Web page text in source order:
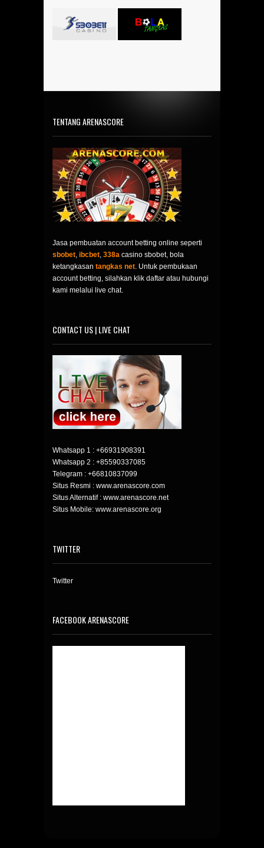
TENTANG ARENASCORE
Jasa pembuatan account betting online seperti
sbobet, ibcbet, 338a casino sbobet, bola
ketangkasan tangkas net. Untuk pembukaan
account betting, silahkan klik daftar atau hubungi
kami melalui live chat.
CONTACT US | LIVE CHAT
Whatsapp 1 : +66931908391
Whatsapp 2 : +85590337085
Telegram : +66810837099
Situs Resmi : www.arenascore.com
Situs Alternatif : www.arenascore.net
Situs Mobile: www.arenascore.org
TWITTER
Twitter
FACEBOOK ARENASCORE